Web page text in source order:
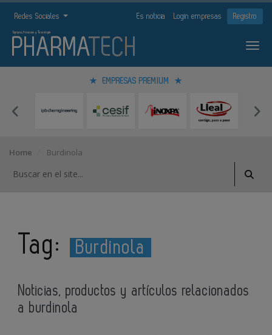
Redes Sociales Es noticia Login empresas Registro
EMPRESAS PREMIUM
Home Burdinola
Tag: Burdinola
Noticias, productos y artículos relacionados
a burdinola